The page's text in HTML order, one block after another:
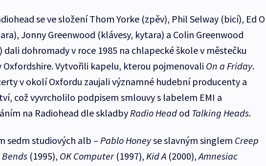
se ve složení Thom Yorke (zpěv), Phil Selway (bicí), Ed O
Jonny Greenwood (klávesy, kytara) a Colin Greenwood
dali dohromady v roce 1985 na chlapecké škole v městečku
Oxfordshire. Vytvořili kapelu, kterou pojmenovali On a Friday.
v okolí Oxfordu zaujali významné hudební producenty a
což vyvrcholilo podpisem smlouvy s labelem EMI a
na Radiohead dle skladbyRadio Headod Talking Heads.
sedm studiových alb – Pablo Honeyse slavným singlem Creep
Bends (1995), OK Computer(1997), Kid A(2000),Amnesiac